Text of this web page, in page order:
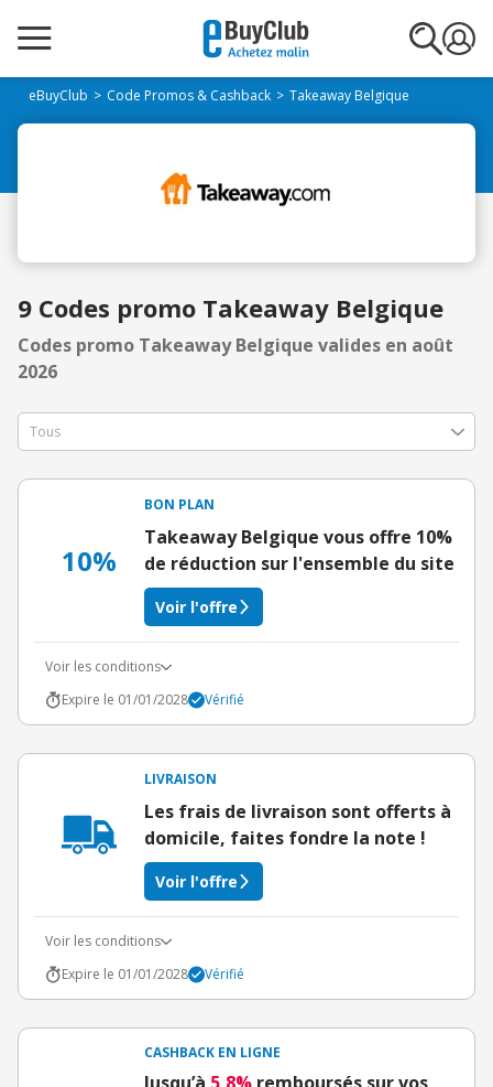
eBuyClub Code Promos & Cashback Takeaway Belgique
9 Codes promo Takeaway Belgique
Codes promo Takeaway Belgique valides en août
2026
10%
BON PLAN
Takeaway Belgique vous offre 10%
de réduction sur l'ensemble du site
Voir l'offre
Voir les conditions
Expire le 01/01/2028
Vérifié
LIVRAISON
Les frais de livraison sont offerts à
domicile, faites fondre la note !
Voir l'offre
Voir les conditions
Expire le 01/01/2028
Vérifié
CASHBACK EN LIGNE